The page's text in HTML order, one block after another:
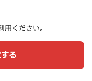
ください。
る